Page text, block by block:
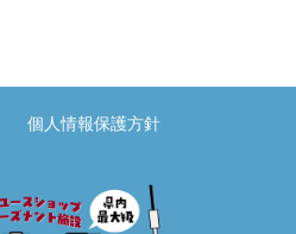
個人情報保護方針